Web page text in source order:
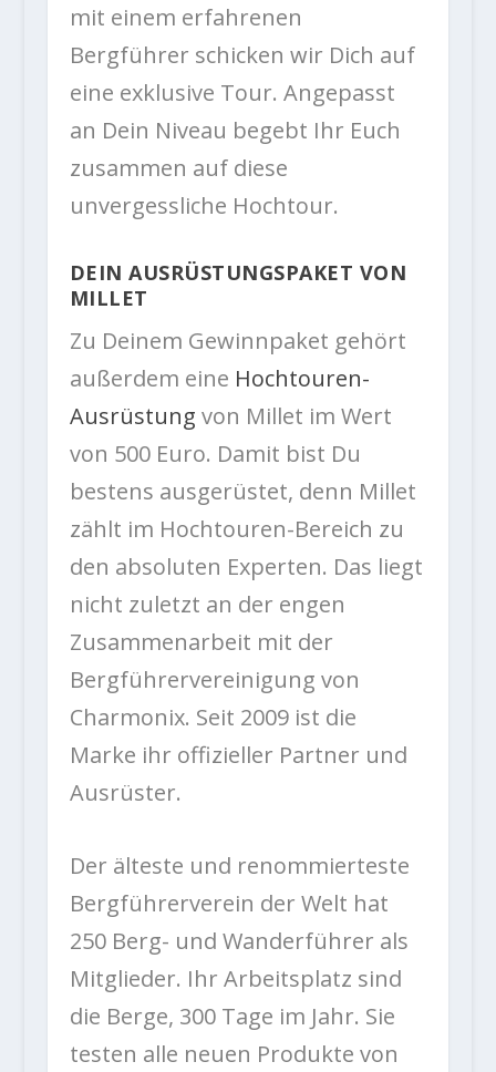
mit einem erfahrenen
Bergführer schicken wir Dich auf
eine exklusive Tour. Angepasst
an Dein Niveau begebt Ihr Euch
zusammen auf diese
unvergessliche Hochtour.
DEIN AUSRÜSTUNGSPAKET VON
MILLET
Zu Deinem Gewinnpaket gehört
außerdem eine Hochtouren-
Ausrüstung von Millet im Wert
von 500 Euro. Damit bist Du
bestens ausgerüstet, denn Millet
zählt im Hochtouren-Bereich zu
den absoluten Experten. Das liegt
nicht zuletzt an der engen
Zusammenarbeit mit der
Bergführervereinigung von
Charmonix. Seit 2009 ist die
Marke ihr offizieller Partner und
Ausrüster.
Der älteste und renommierteste
Bergführerverein der Welt hat
250 Berg- und Wanderführer als
Mitglieder. Ihr Arbeitsplatz sind
die Berge, 300 Tage im Jahr. Sie
testen alle neuen Produkte von